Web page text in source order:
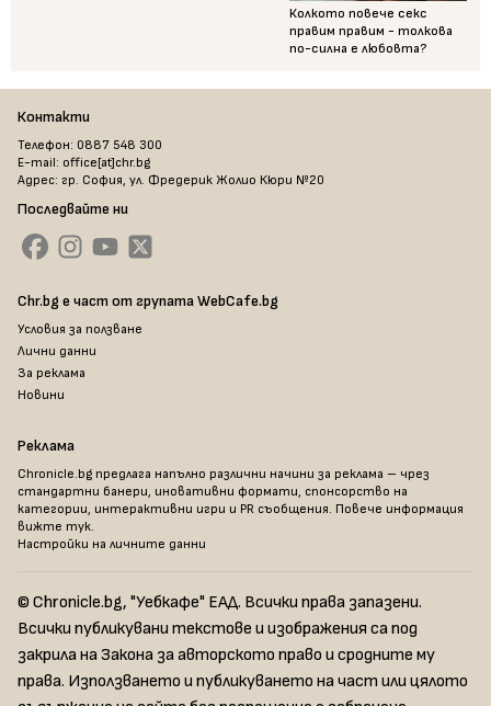
Колкото повече секс
правим правим - толкова
по-силна е любовта?
Контакти
Телефон: 0887 548 300
E-mail: office[at]chr.bg
Адрес: гр. София, ул. Фредерик Жолио Кюри №20
Последвайте ни
Chr.bg е част от групата WebCafe.bg
Условия за ползване
Лични данни
За реклама
Новини
Реклама
Chronicle.bg предлага напълно различни начини за реклама – чрез
стандартни банери, иновативни формати, спонсорство на
категории, интерактивни игри и PR съобщения. Повече информация
вижте тук.
Настройки на личните данни
© Chronicle.bg, "Уебкафе" ЕАД. Всички права запазени.
Всички публикувани текстове и изображения са под
закрила на Закона за авторското право и сродните му
права. Използването и публикуването на част или цялото